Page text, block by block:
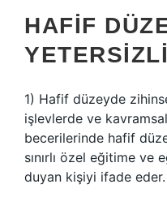
HAFIF
1) Hafif düzeyde
işlevlerde ve
becerilerinde hafif
sınırlı özel eğitime
duyan kişiyi ifade eder.